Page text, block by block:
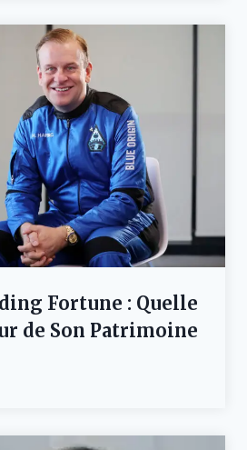
Fortune : Quelle
de Son Patrimoine